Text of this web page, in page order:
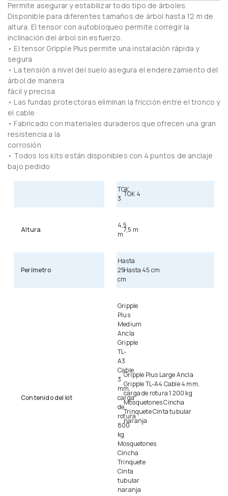
Permite asegurar y estabilizar todo tipo de árboles.
Disponible para diferentes tamaños de árbol hasta 12 m de
altura. El tensor con autobloqueo permite corregir la
inclinación del árbol sin esfuerzo.
• El tensor Gripple Plus permite una instalación rápida y
segura
• La tensión a nivel del suelo asegura el enderezamiento del
árbol de manera
fácil y precisa
• Las fundas protectoras eliminan la fricción entre el tronco y
el cable
• Fabricado con materiales duraderos que ofrecen una gran
resistencia a la
corrosión
• Todos los kits están disponibles con 4 puntos de anclaje
bajo pedido
TGK
3
TGK 4
Altura
4,5
m
7,5 m
Perímetro
Hasta
25
cm
Hasta 45 cm
Contenido del kit
Gripple
Plus
Medium
Ancla
Gripple
TL-
A3
Cable
3
mm,
carga
de
rotura
800
kg
Mosquetones
Cincha
Trinquete
Cinta
tubular
naranja
Gripple Plus Large Ancla
Gripple TL-A4 Cable 4 mm,
carga de rotura 1 200 kg
Mosquetones Cincha
Trinquete Cinta tubular
naranja